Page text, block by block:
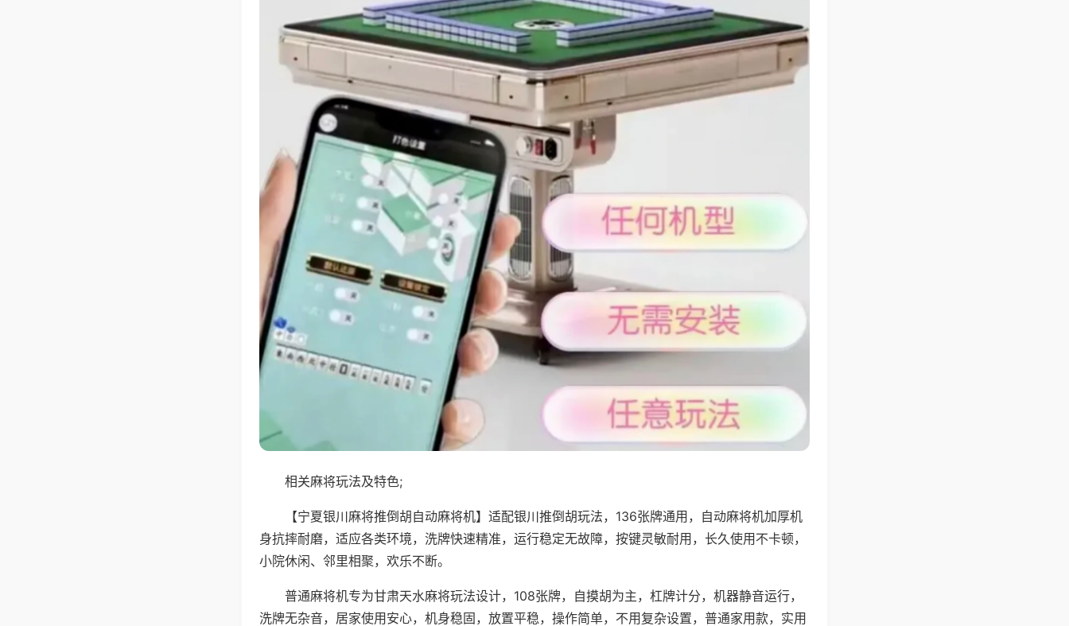
相关麻将玩法及特色;
【宁夏银川麻将推倒胡自动麻将机】适配银川推倒胡玩法，136张牌通用，自动麻将机加厚机
身抗摔耐磨，适应各类环境，洗牌快速精准，运行稳定无故障，按键灵敏耐用，长久使用不卡顿，
小院休闲、邻里相聚，欢乐不断。
普通麻将机专为甘肃天水麻将玩法设计，108张牌，自摸胡为主，杠牌计分，机器静音运行，
洗牌无杂音，居家使用安心，机身稳固，放置平稳，操作简单，不用复杂设置，普通家用款，实用